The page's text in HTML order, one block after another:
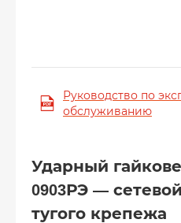
Руководство по
обслуживанию
Ударный
0903РЭ —
тугого крепежа